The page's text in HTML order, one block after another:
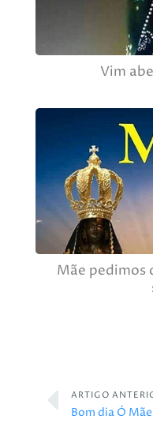
Vim
Mãe pedimos
ARTIGO
Bom dia Ó Mãe